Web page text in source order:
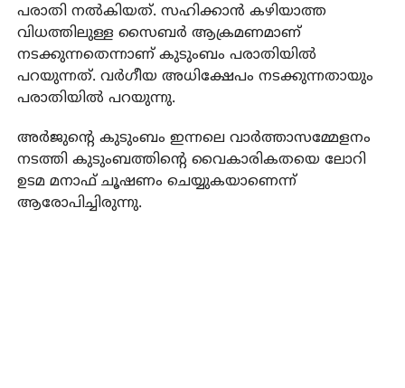
പരാതി നല്‍കിയത്. സഹിക്കാന്‍ കഴിയാത്ത
വിധത്തിലുള്ള സൈബര്‍ ആക്രമണമാണ്
നടക്കുന്നതെന്നാണ് കുടുംബം പരാതിയില്‍
പറയുന്നത്. വര്‍ഗീയ അധിക്ഷേപം നടക്കുന്നതായും
പരാതിയില്‍ പറയുന്നു.
അര്‍ജുന്റെ കുടുംബം ഇന്നലെ വാര്‍ത്താസമ്മേളനം
നടത്തി കുടുംബത്തിന്റെ വൈകാരികതയെ ലോറി
ഉടമ മനാഫ് ചൂഷണം ചെയ്യുകയാണെന്ന്
ആരോപിച്ചിരുന്നു.